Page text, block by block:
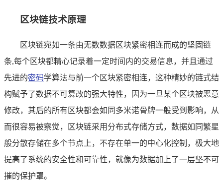
区块链技术原理
区块链宛如一条由无数数据区块紧密相连而成的坚固链
条,每个区块都精心记录着一定时间内的交易信息，并且通过
先进的密码学算法与前一个区块紧密相连，这种精妙的链式结
构赋予了数据不可篡改的强大特性，因为一旦某个区块被恶意
修改，其后的所有区块都会如同多米诺骨牌一般受到影响，从
而很容易被察觉，区块链采用分布式存储方式，数据如同繁星
般分散存储在多个节点上，不存在单一的中心化控制，极大地
提高了系统的安全性和可靠性，就像为数据加上了一层坚不可
摧的保护罩。